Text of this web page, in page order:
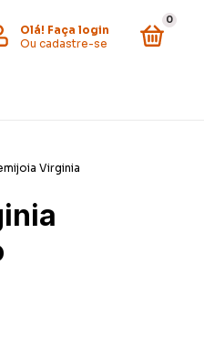
Olá! Faça login
Ou cadastre-se
0
Virginia